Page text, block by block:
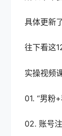
具体更新
往下看这
实操视频
01. “男粉
02. 账号